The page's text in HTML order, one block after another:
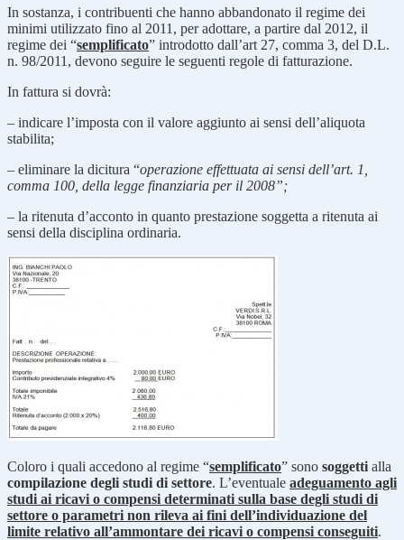
In sostanza, i contribuenti che hanno abbandonato il regime dei
minimi utilizzato fino al 2011, per adottare, a partire dal 2012, il
regime dei “semplificato” introdotto dall’art 27, comma 3, del D.L.
n. 98/2011, devono seguire le seguenti regole di fatturazione.
In fattura si dovrà:
– indicare l’imposta con il valore aggiunto ai sensi dell’aliquota
stabilita;
– eliminare la dicitura “operazione effettuata ai sensi dell’art. 1,
comma 100, della legge finanziaria per il 2008”;
– la ritenuta d’acconto in quanto prestazione soggetta a ritenuta ai
sensi della disciplina ordinaria.
Coloro i quali accedono al regime “semplificato” sono soggetti alla
compilazione degli studi di settore. L’eventuale adeguamento agli
studi ai ricavi o compensi determinati sulla base degli studi di
settore o parametri non rileva ai fini dell’individuazione del
limite relativo all’ammontare dei ricavi o compensi conseguiti.